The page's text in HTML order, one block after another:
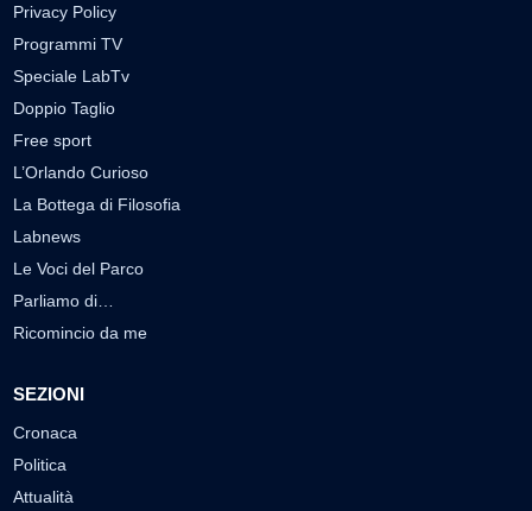
Privacy Policy
Programmi TV
Speciale LabTv
Doppio Taglio
Free sport
L’Orlando Curioso
La Bottega di Filosofia
Labnews
Le Voci del Parco
Parliamo di…
Ricomincio da me
SEZIONI
Cronaca
Politica
Attualità